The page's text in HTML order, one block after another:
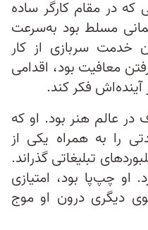
که در مقام کارگر ساده
مسلط بود به‌سرعت
خدمت سربازی از کار
معافیت بود، اقدامی
فکر کند.
در عالم هنر بود. او که
را به همراه یکی از
تبلیغاتی گذراند.
او چپ‌پا بود، امتیازی
دیگری درون او موج